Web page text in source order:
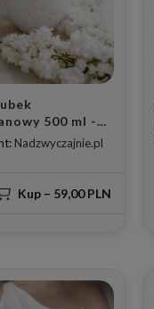
500 ml -
złotem
na urodziny
Nadzwyczajnie.pl
Kup – 59,00 PLN